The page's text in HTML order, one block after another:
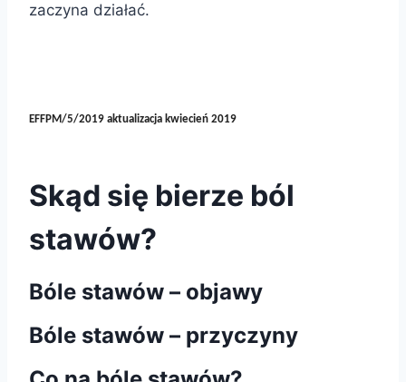
zaczyna działać.
EFFPM/5/2019 aktualizacja kwiecień 2019
Skąd się bierze ból
stawów?
Bóle stawów – objawy
Bóle stawów – przyczyny